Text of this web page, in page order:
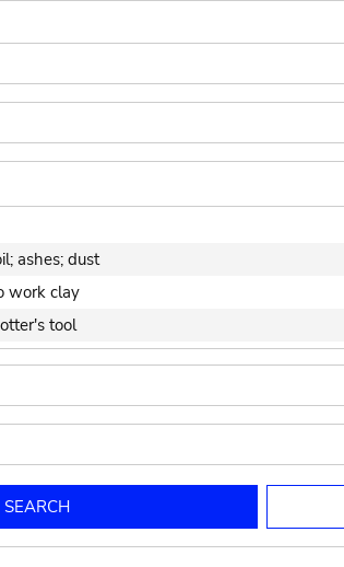
ashes; dust
work clay
tool
soil
mould pottery